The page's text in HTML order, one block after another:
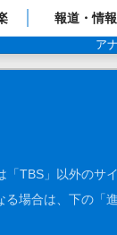
報道・情
ア
「TBS」以外のサ
場合は、下の「